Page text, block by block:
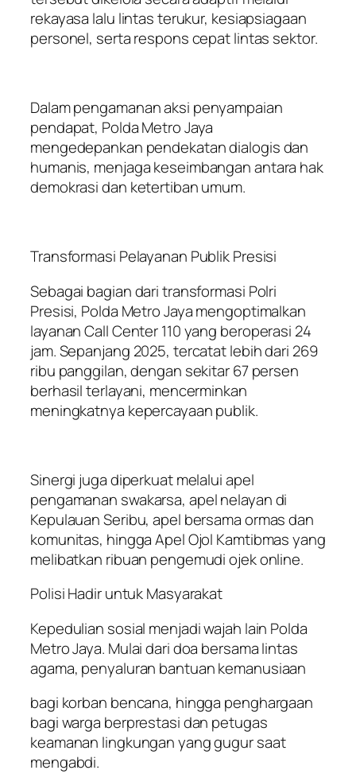
rekayasa lalu lintas terukur, kesiapsiagaan
personel, serta respons cepat lintas sektor.
Dalam pengamanan aksi penyampaian
pendapat, Polda Metro Jaya
mengedepankan pendekatan dialogis dan
humanis, menjaga keseimbangan antara hak
demokrasi dan ketertiban umum.
Transformasi Pelayanan Publik Presisi
Sebagai bagian dari transformasi Polri
Presisi, Polda Metro Jaya mengoptimalkan
layanan Call Center 110 yang beroperasi 24
jam. Sepanjang 2025, tercatat lebih dari 269
ribu panggilan, dengan sekitar 67 persen
berhasil terlayani, mencerminkan
meningkatnya kepercayaan publik.
Sinergi juga diperkuat melalui apel
pengamanan swakarsa, apel nelayan di
Kepulauan Seribu, apel bersama ormas dan
komunitas, hingga Apel Ojol Kamtibmas yang
melibatkan ribuan pengemudi ojek online.
Polisi Hadir untuk Masyarakat
Kepedulian sosial menjadi wajah lain Polda
Metro Jaya. Mulai dari doa bersama lintas
agama, penyaluran bantuan kemanusiaan
bagi korban bencana, hingga penghargaan
bagi warga berprestasi dan petugas
keamanan lingkungan yang gugur saat
mengabdi.